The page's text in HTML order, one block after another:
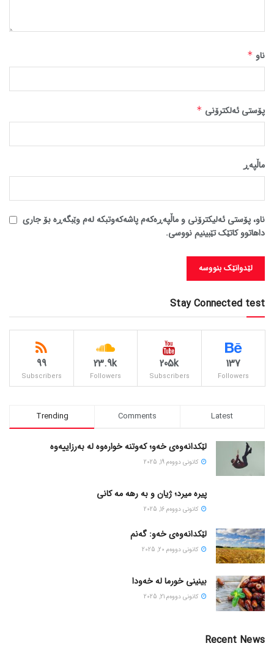
ناو *
پۆستی ئەلکترۆنی *
ماڵپه‌ڕ
ناو، پۆستی ئەلیکترۆنی و ماڵپەڕەکەم پاشەکەوتبکە لەم وێبگەڕە بۆ جاری
داهاتوو کاتێک تێبینیم نووسی.
Stay Connected test
137
Followers
205k
Subscribers
23.9k
Followers
99
Subscribers
Trending Comments Latest
لێکدانەوەی خەو؛ کەوتنە خوارەوە لە بەرزاییەوە
كانونی دووه‌م 19, 2025
پیره میرد؛ ژیان و به رهه مه کانی
كانونی دووه‌م 16, 2025
لێکدانەوەی خەو: گەنم
كانونی دووه‌م 20, 2025
بینینی خورما لە خەودا
كانونی دووه‌م 21, 2025
Recent News